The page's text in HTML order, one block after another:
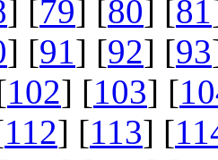
] [79] [80] [81
] [91] [92] [93
102] [103] [
112] [113] [